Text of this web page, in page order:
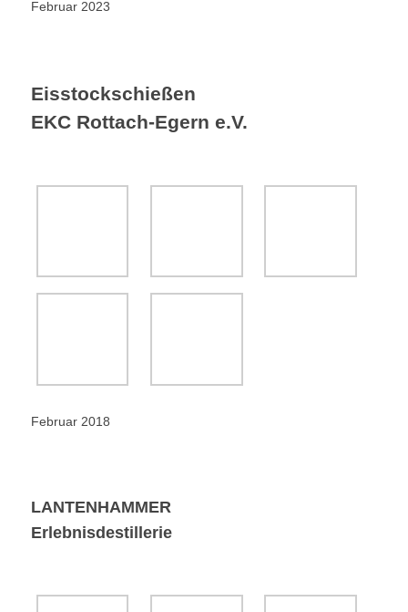
Februar 2018
LANTENHAMMER
März 2018